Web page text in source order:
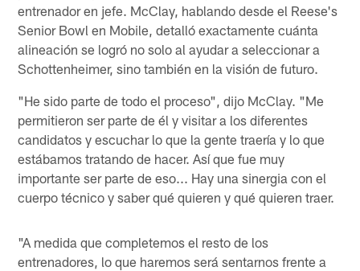
entrenador en jefe. McClay, hablando desde el Reese's
Senior Bowl en Mobile, detalló exactamente cuánta
alineación se logró no solo al ayudar a seleccionar a
Schottenheimer, sino también en la visión de futuro.
"He sido parte de todo el proceso", dijo McClay. "Me
permitieron ser parte de él y visitar a los diferentes
candidatos y escuchar lo que la gente traería y lo que
estábamos tratando de hacer. Así que fue muy
importante ser parte de eso... Hay una sinergia con el
cuerpo técnico y saber qué quieren y qué quieren traer.
"A medida que completemos el resto de los
entrenadores, lo que haremos será sentarnos frente a